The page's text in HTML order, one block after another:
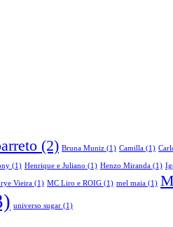
(2) Bruna Muniz (1) Camilla (1)
(1) Henrique e Juliano (1) Henzo Miranda (1)
Vieira (1) MC Liro e ROIG (1) mel maia (1)
universo sugar (1)